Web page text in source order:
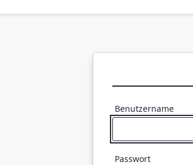
Benutzername
Passwort